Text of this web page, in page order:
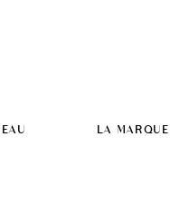
LA MARQUE